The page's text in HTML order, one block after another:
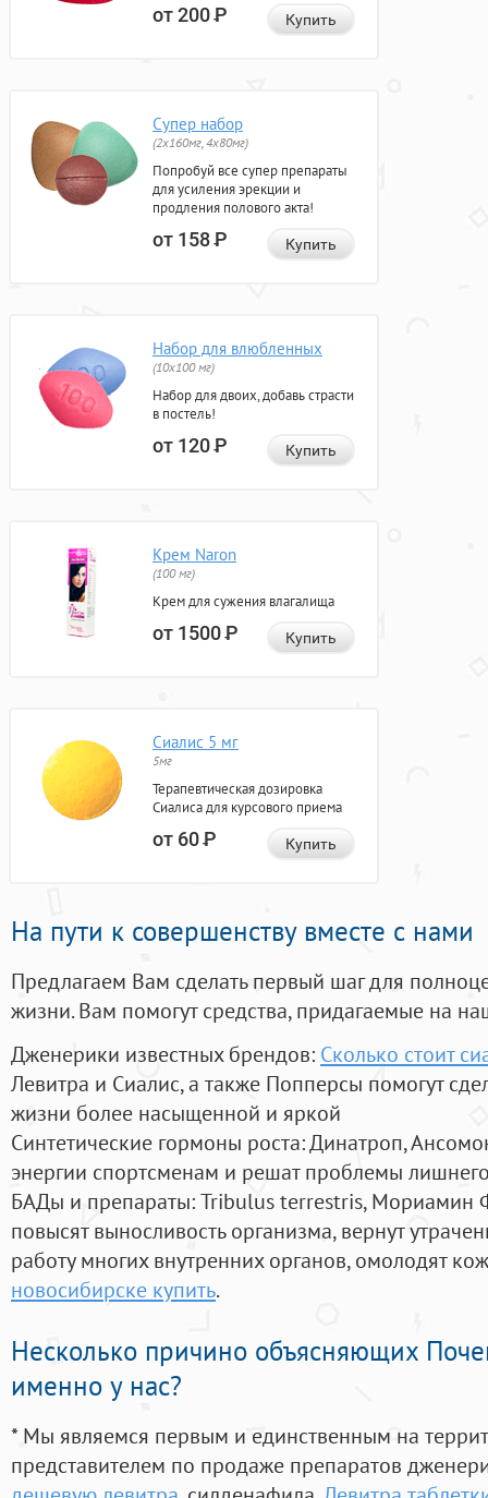
от 200Р Купить
Супер набор
(2х160мг, 4х80мг)
Попробуй все супер препараты
для усиления эрекции и
продления полового акта!
от 158Р Купить
Набор для влюбленных
(10х100 мг)
Набор для двоих, добавь страсти
в постель!
от 120Р Купить
Крем Naron
(100 мг)
Крем для сужения влагалища
от 1500Р Купить
Сиалис 5 мг
5мг
Терапевтическая дозировка
Сиалиса для курсового приема
от 60Р Купить
На пути к совершенству вместе с нами
Предлагаем Вам сделать первый шаг для
жизни. Вам помогут средства, придагаемые на
Дженерики известных брендов: Сколько стоит
Левитра и Сиалис, а также Попперсы помогут
жизни более насыщенной и яркой
Синтетические гормоны роста: Динатроп,
энергии спортсменам и решат проблемы
БАДы и препараты:Tribulus terrestris, Мориамин
повысят выносливость организма, вернут
работу многих внутренних органов, омолодят
новосибирске купить.
Несколько причино объясняющих
именно у нас?
* Мы являемся первым и единственным на
представителем по продаже препаратов